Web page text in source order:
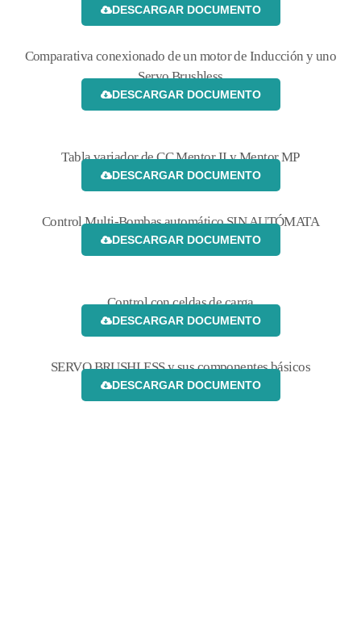
DESCARGAR DOCUMENTO
Comparativa conexionado de un motor de Inducción y uno
Servo Brushless
DESCARGAR DOCUMENTO
Tabla variador de CC Mentor II y Mentor MP
DESCARGAR DOCUMENTO
Control Multi-Bombas automático SIN AUTÓMATA
DESCARGAR DOCUMENTO
Control con celdas de carga
DESCARGAR DOCUMENTO
SERVO BRUSHLESS y sus componentes básicos
DESCARGAR DOCUMENTO